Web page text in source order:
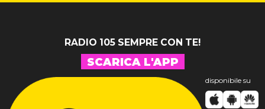
RADIO 105 SEMPRE CON TE!
SCARICA L'APP
disponibile su